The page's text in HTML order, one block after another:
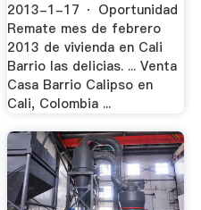
2013-1-17 · Oportunidad
Remate mes de febrero
2013 de vivienda en Cali
Barrio las delicias. ... Venta
Casa Barrio Calipso en
Cali, Colombia ...